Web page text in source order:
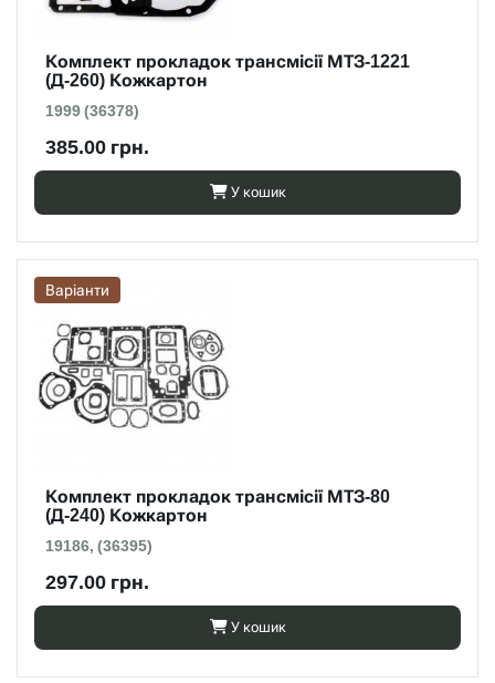
Комплект прокладок трансмісії МТЗ-1221
(Д-260) Кожкартон
1999 (36378)
385.00 грн.
У кошик
Варіанти
Комплект прокладок трансмісії МТЗ-80
(Д-240) Кожкартон
19186, (36395)
297.00 грн.
У кошик